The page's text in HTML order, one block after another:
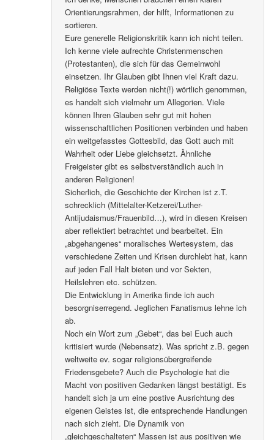
Orientierungsrahmen, der hilft, Informationen zu
sortieren.
Eure generelle Religionskritik kann ich nicht teilen.
Ich kenne viele aufrechte Christenmenschen
(Protestanten), die sich für das Gemeinwohl
einsetzen. Ihr Glauben gibt Ihnen viel Kraft dazu.
Religiöse Texte werden nicht(!) wörtlich genommen,
es handelt sich vielmehr um Allegorien. Viele
können Ihren Glauben sehr gut mit hohen
wissenschaftlichen Positionen verbinden und haben
ein weitgefasstes Gottesbild, das Gott auch mit
Wahrheit oder Liebe gleichsetzt. Ähnliche
Freigeister gibt es selbstverständlich auch in
anderen Religionen!
Sicherlich, die Geschichte der Kirchen ist z.T.
schrecklich (Mittelalter-Ketzerei/Luther-
Antijudaismus/Frauenbild…), wird in diesen Kreisen
aber reflektiert betrachtet und bearbeitet. Ein
„abgehangenes“ moralisches Wertesystem, das
verschiedene Zeiten und Krisen durchlebt hat, kann
auf jeden Fall Halt bieten und vor Sekten,
Heilslehren etc. schützen.
Die Entwicklung in Amerika finde ich auch
besorgniserregend. Jeglichen Fanatismus lehne ich
ab.
Noch ein Wort zum „Gebet“, das bei Euch auch
kritisiert wurde (Nebensatz). Was spricht z.B. gegen
weltweite ev. sogar religionsübergreifende
Friedensgebete? Auch die Psychologie hat die
Macht von positiven Gedanken längst bestätigt. Es
handelt sich ja um eine postive Ausrichtung des
eigenen Geistes ist, die entsprechende Handlungen
nach sich zieht. Die Dynamik von
„gleichgeschalteten“ Massen ist aus positiven wie